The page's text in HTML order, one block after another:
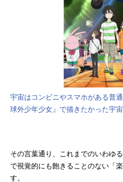
宇宙はコンビニやスマホがある普
球外少年少女』で描きたかった宇
その言葉通り、これまでのいわゆ
で視覚的にも飽きることのない「
す。